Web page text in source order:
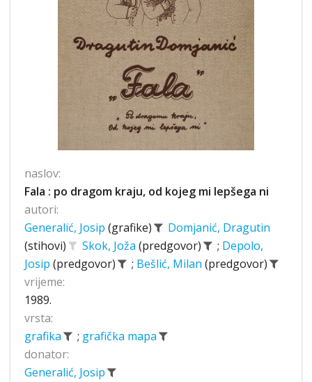
naslov:
Fala : po dragom kraju, od kojeg mi lepšega ni
autori:
Generalić, Josip (grafike)
Domjanić, Dragutin
(stihovi)
Skok, Joža (predgovor) ; Depolo,
Josip (predgovor) ; Bešlić, Milan (predgovor)
vrijeme:
1989.
vrsta:
grafika
; grafička mapa
donator:
Generalić, Josip